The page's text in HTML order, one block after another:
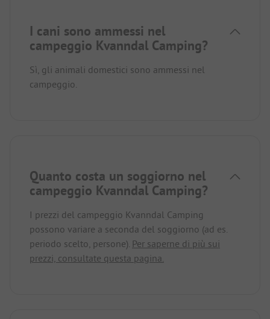
I cani sono ammessi nel
campeggio Kvanndal Camping?
Sì, gli animali domestici sono ammessi nel
campeggio.
Quanto costa un soggiorno nel
campeggio Kvanndal Camping?
I prezzi del campeggio Kvanndal Camping
possono variare a seconda del soggiorno (ad es.
periodo scelto, persone). Per saperne di più sui
prezzi, consultate questa pagina.